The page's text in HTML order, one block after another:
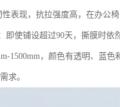
表现，抗拉强度高，在办公
即使铺设超过90天，撕膜时
1500mm，颜色有透明、蓝
求。